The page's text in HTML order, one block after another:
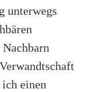
unterwegs
einen